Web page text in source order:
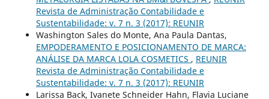
Revista de Administração Contabilidade e
Sustentabilidade: v. 7 n. 3 (2017): REUNIR
Washington Sales do Monte, Ana Paula Dantas,
EMPODERAMENTO E POSICIONAMENTO DE MARCA:
ANÁLISE DA MARCA LOLA COSMETICS , REUNIR
Revista de Administração Contabilidade e
Sustentabilidade: v. 7 n. 3 (2017): REUNIR
Larissa Back, Ivanete Schneider Hahn, Flavia Luciane